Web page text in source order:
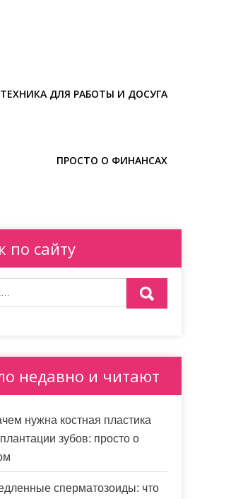
ТЕХНИКА ДЛЯ РАБОТЫ И ДОСУГА
ПРОСТО О ФИНАНСАХ
по сайту
недавно и читают
нужна костная пластика
зубов: просто о
сперматозоиды: что